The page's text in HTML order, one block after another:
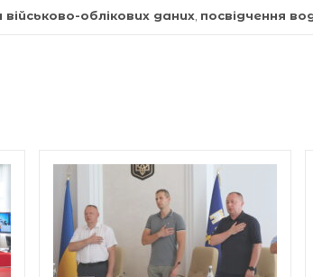
військово-облікових даних посвідчення